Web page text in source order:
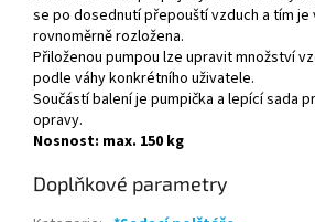
se po dosednutí přepouští vzduch a tím je
rovnoměrně rozložena.
Přiloženou pumpou lze upravit množství
podle váhy konkrétního uživatele.
Součástí balení je pumpička a lepící sada
opravy.
Nosnost: max. 150 kg
Doplňkové parametry